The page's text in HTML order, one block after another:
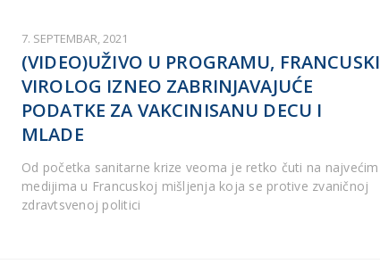
7. SEPTEMBAR, 2021
(VIDEO)UŽIVO U PROGRAMU, FRANCUSKI
VIROLOG IZNEO ZABRINJAVAJUĆE
PODATKE ZA VAKCINISANU DECU I
MLADE
Od početka sanitarne krize veoma je retko čuti na najvećim
medijima u Francuskoj mišljenja koja se protive zvaničnoj
zdravtsvenoj politici